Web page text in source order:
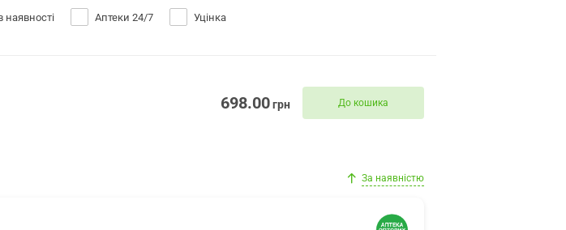
наявності Аптеки 24/7 Уцінка
698.00грн До кошика
За наявністю